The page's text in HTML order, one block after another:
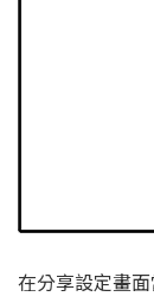
在分享設定畫